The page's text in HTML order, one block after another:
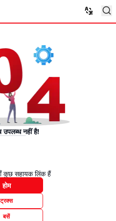
नहीं है!
कुछ सहायक लिंक हैं
होम
ट्रक्स
बसें